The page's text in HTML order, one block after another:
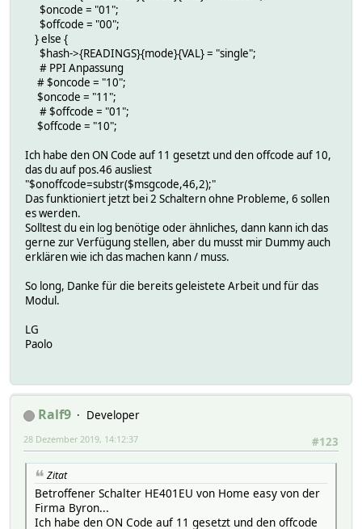
$oncode = "01";
$offcode = "00";
} else {
$hash->{READINGS}{mode}{VAL} = "single";
# PPI Anpassung
# $oncode = "10";
$oncode = "11";
# $offcode = "01";
$offcode = "10";
Ich habe den ON Code auf 11 gesetzt und den offcode auf 10,
das du auf pos.46 ausliest
"$onoffcode=substr($msgcode,46,2);"
Das funktioniert jetzt bei 2 Schaltern ohne Probleme, 6 sollen
es werden.
Solltest du ein log benötige oder ähnliches, dann kann ich das
gerne zur Verfügung stellen, aber du musst mir Dummy auch
erklären wie ich das machen kann / muss.
So long, Danke für die bereits geleistete Arbeit und für das
Modul.
LG
Paolo
Ralf9
Developer
#123
28 Dezember 2019, 14:12:37
Zitat
Betroffener Schalter HE401EU von Home easy von der
Firma Byron...
Ich habe den ON Code auf 11 gesetzt und den offcode